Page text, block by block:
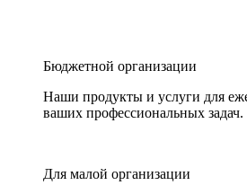
Бюджетной организации
Наши продукты и услуги для
ваших профессиональных задач.
Для малой организации